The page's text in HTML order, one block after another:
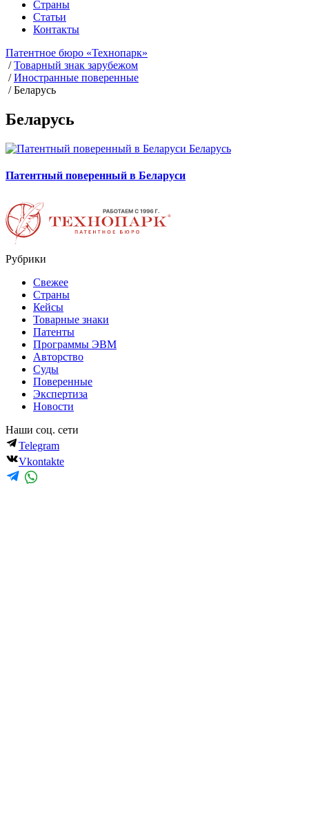
Страны
Статьи
Контакты
Патентное бюро «Технопарк»
/Товарный знак зарубежом
/Иностранные поверенные
/Беларусь
Беларусь
Беларусь
Патентный поверенный в Беларуси
Рубрики
Свежее
Страны
Кейсы
Товарные знаки
Патенты
Программы ЭВМ
Авторство
Суды
Поверенные
Экспертиза
Новости
Наши соц. сети
Telegram
Vkontakte